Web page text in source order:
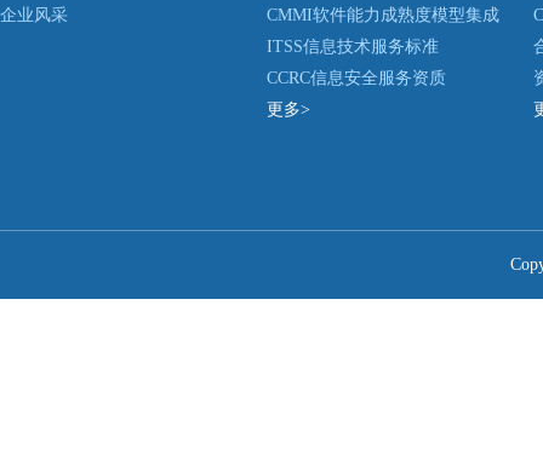
企业风采
CMMI软件能力成熟度模型集成
ITSS信息技术服务标准
CCRC信息安全服务资质
更多>